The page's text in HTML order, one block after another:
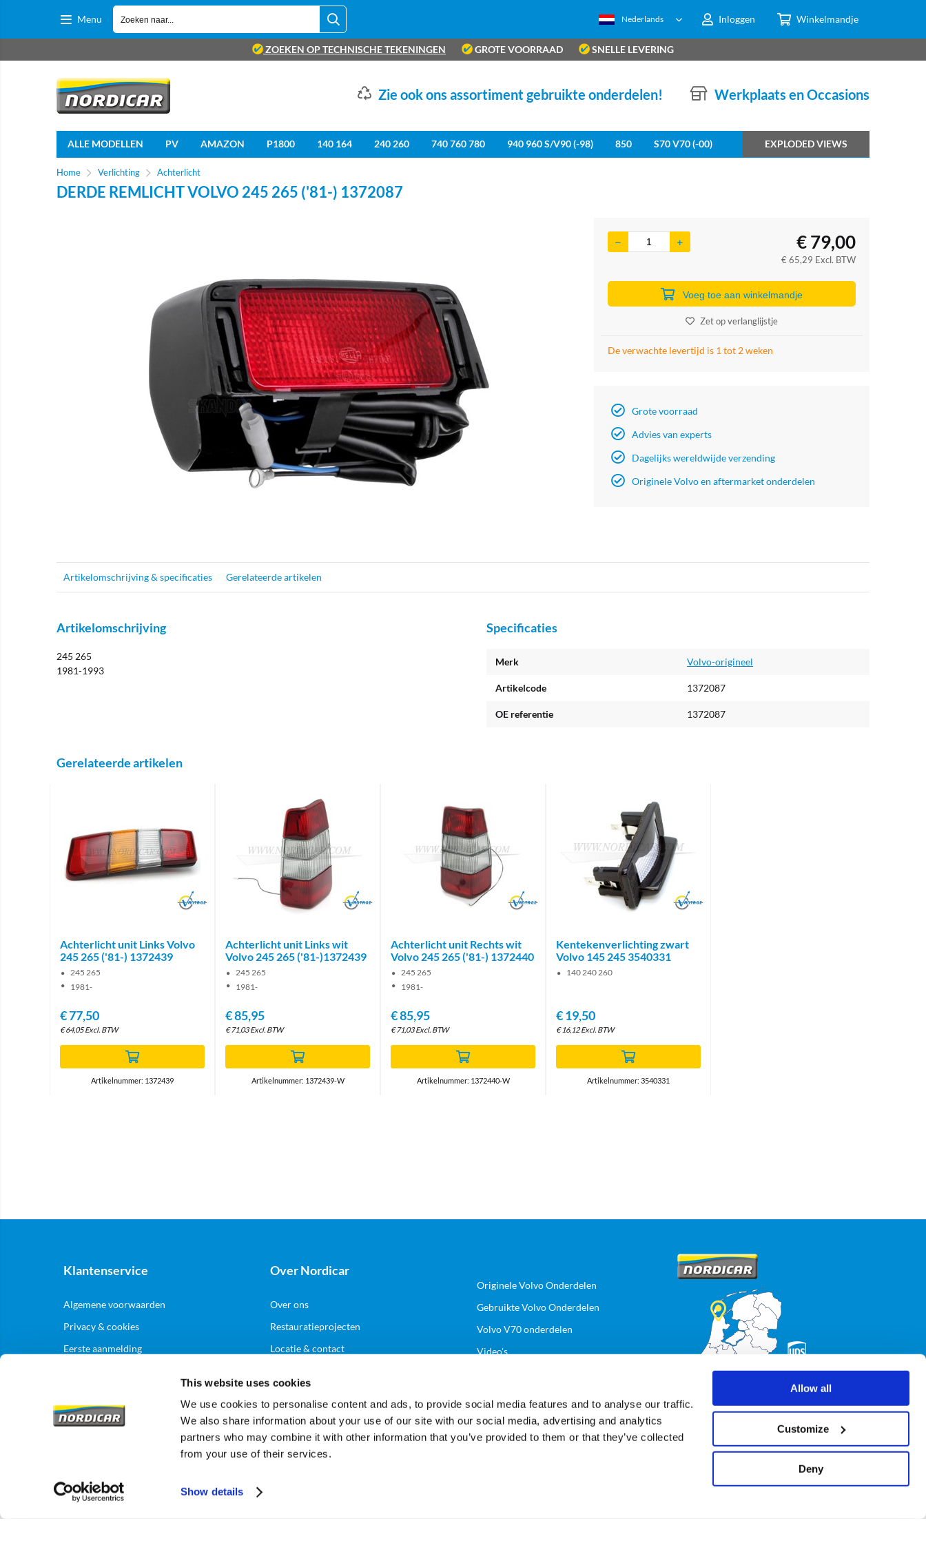
This website uses cookies
We use cookies to personalise content and ads, to provide social media features and to analyse our traffic.
We also share information about your use of our site with our social media, advertising and analytics
partners who may combine it with other information that you’ve provided to them or that they’ve collected
from your use of their services.
Show details
Allow all
Customize
Deny
Menu Inloggen Winkelmandje
Nederlands
ZOEKEN OP TECHNISCHE TEKENINGEN GROTE VOORRAAD SNELLE LEVERING
Werkplaats en Occasions
Zie ook ons assortiment gebruikte onderdelen!
ALLE MODELLEN PV AMAZON P1800 140 164 240 260 740 760 780 940 960 S/V90 (-98) 850 S70 V70 (-00) EXPLODED VIEWS
Home Verlichting Achterlicht
DERDE REMLICHT VOLVO 245 265 ('81-) 1372087
€79,00
€65,29 Excl. BTW
Voeg toe aan winkelmandje
Zet op verlanglijstje
De verwachte levertijd is 1 tot 2 weken
Grote voorraad
Advies van experts
Dagelijks wereldwijde verzending
Originele Volvo en aftermarket onderdelen
Artikelomschrijving & specificaties Gerelateerde artikelen
Artikelomschrijving
245 265
1981-1993
Specificaties
Merk Volvo-origineel
Artikelcode 1372087
OE referentie 1372087
Gerelateerde artikelen
Brand
Achterlicht unit Links Volvo
245 265 ('81-) 1372439
245 265
1981-
€77,50
€64,05 Excl. BTW
Artikelnummer: 1372439
Brand
Achterlicht unit Links wit
Volvo 245 265 ('81-)1372439
245 265
1981-
€85,95
€71,03 Excl. BTW
Artikelnummer: 1372439-W
Brand
Achterlicht unit Rechts wit
Volvo 245 265 ('81-) 1372440
245 265
1981-
€85,95
€71,03 Excl. BTW
Artikelnummer: 1372440-W
Brand
Kentekenverlichting zwart
Volvo 145 245 3540331
140 240 260
€19,50
€16,12 Excl. BTW
Artikelnummer: 3540331
Klantenservice
Algemene voorwaarden
Privacy & cookies
Eerste aanmelding
Over Nordicar
Over ons
Restauratieprojecten
Locatie & contact
Originele Volvo Onderdelen
Gebruikte Volvo Onderdelen
Volvo V70 onderdelen
Video's
Aanmelden zakelijk account